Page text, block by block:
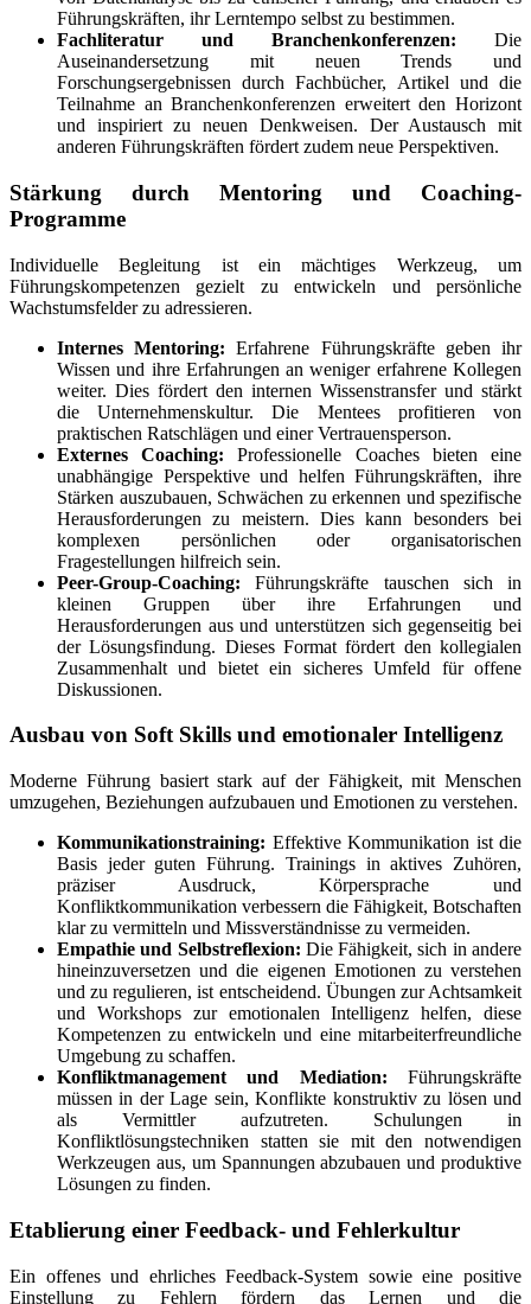
Führungskräften, ihr Lerntempo selbst zu bestimmen.
Fachliteratur und Branchenkonferenzen: Die
Auseinandersetzung mit neuen Trends und
Forschungsergebnissen durch Fachbücher, Artikel und die
Teilnahme an Branchenkonferenzen erweitert den Horizont
und inspiriert zu neuen Denkweisen. Der Austausch mit
anderen Führungskräften fördert zudem neue Perspektiven.
Stärkung durch Mentoring und Coaching-
Programme
Individuelle Begleitung ist ein mächtiges Werkzeug, um
Führungskompetenzen gezielt zu entwickeln und persönliche
Wachstumsfelder zu adressieren.
Internes Mentoring: Erfahrene Führungskräfte geben ihr
Wissen und ihre Erfahrungen an weniger erfahrene Kollegen
weiter. Dies fördert den internen Wissenstransfer und stärkt
die Unternehmenskultur. Die Mentees profitieren von
praktischen Ratschlägen und einer Vertrauensperson.
Externes Coaching: Professionelle Coaches bieten eine
unabhängige Perspektive und helfen Führungskräften, ihre
Stärken auszubauen, Schwächen zu erkennen und spezifische
Herausforderungen zu meistern. Dies kann besonders bei
komplexen persönlichen oder organisatorischen
Fragestellungen hilfreich sein.
Peer-Group-Coaching: Führungskräfte tauschen sich in
kleinen Gruppen über ihre Erfahrungen und
Herausforderungen aus und unterstützen sich gegenseitig bei
der Lösungsfindung. Dieses Format fördert den kollegialen
Zusammenhalt und bietet ein sicheres Umfeld für offene
Diskussionen.
Ausbau von Soft Skills und emotionaler Intelligenz
Moderne Führung basiert stark auf der Fähigkeit, mit Menschen
umzugehen, Beziehungen aufzubauen und Emotionen zu verstehen.
Kommunikationstraining: Effektive Kommunikation ist die
Basis jeder guten Führung. Trainings in aktives Zuhören,
präziser Ausdruck, Körpersprache und
Konfliktkommunikation verbessern die Fähigkeit, Botschaften
klar zu vermitteln und Missverständnisse zu vermeiden.
Empathie und Selbstreflexion: Die Fähigkeit, sich in andere
hineinzuversetzen und die eigenen Emotionen zu verstehen
und zu regulieren, ist entscheidend. Übungen zur Achtsamkeit
und Workshops zur emotionalen Intelligenz helfen, diese
Kompetenzen zu entwickeln und eine mitarbeiterfreundliche
Umgebung zu schaffen.
Konfliktmanagement und Mediation: Führungskräfte
müssen in der Lage sein, Konflikte konstruktiv zu lösen und
als Vermittler aufzutreten. Schulungen in
Konfliktlösungstechniken statten sie mit den notwendigen
Werkzeugen aus, um Spannungen abzubauen und produktive
Lösungen zu finden.
Etablierung einer Feedback- und Fehlerkultur
Ein offenes und ehrliches Feedback-System sowie eine positive
Einstellung zu Fehlern fördern das Lernen und die